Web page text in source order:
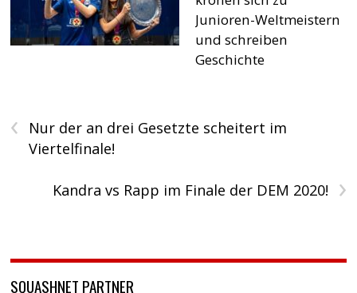
Junioren-Weltmeistern
und schreiben
Geschichte
‹
Nur der an drei Gesetzte scheitert im
Viertelfinale!
›
Kandra vs Rapp im Finale der DEM 2020!
SQUASHNET PARTNER